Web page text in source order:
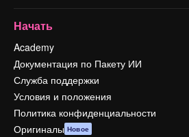
Начать
Academy
Документация по Пакету ИИ
Служба поддержки
Условия и положения
Политика конфиденциальности
Оригиналы Новое